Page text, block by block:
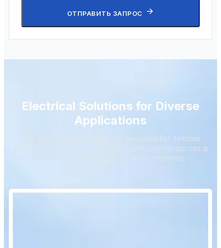
ОТПРАВИТЬ ЗАПРОС
Electrical Solutions for Diverse
Applications
Our electrical products are designed for reliable
power distribution, protection, and control across a
wide range of application environments.